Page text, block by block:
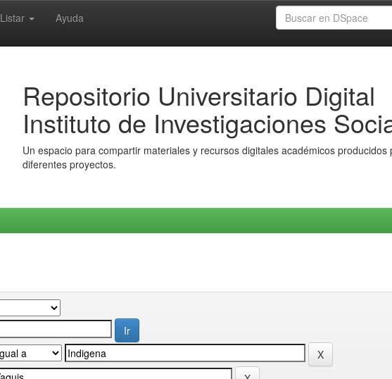
Listar Ayuda
Repositorio Universitario Digital
Instituto de Investigaciones
Un espacio para compartir materiales y recursos digitales académicos
diferentes proyectos.